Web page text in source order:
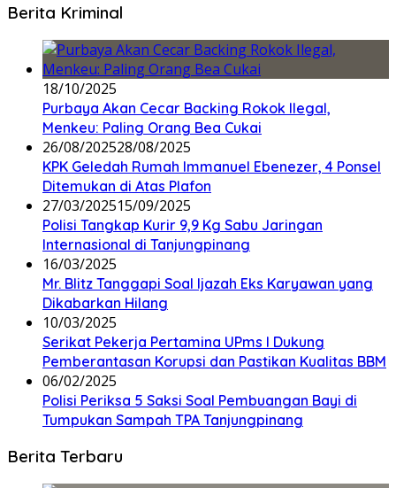
Berita Kriminal
18/10/2025
Purbaya Akan Cecar Backing Rokok Ilegal,
Menkeu: Paling Orang Bea Cukai
26/08/202528/08/2025
KPK Geledah Rumah Immanuel Ebenezer, 4 Ponsel
Ditemukan di Atas Plafon
27/03/202515/09/2025
Polisi Tangkap Kurir 9,9 Kg Sabu Jaringan
Internasional di Tanjungpinang
16/03/2025
Mr. Blitz Tanggapi Soal Ijazah Eks Karyawan yang
Dikabarkan Hilang
10/03/2025
Serikat Pekerja Pertamina UPms I Dukung
Pemberantasan Korupsi dan Pastikan Kualitas BBM
06/02/2025
Polisi Periksa 5 Saksi Soal Pembuangan Bayi di
Tumpukan Sampah TPA Tanjungpinang
Berita Terbaru